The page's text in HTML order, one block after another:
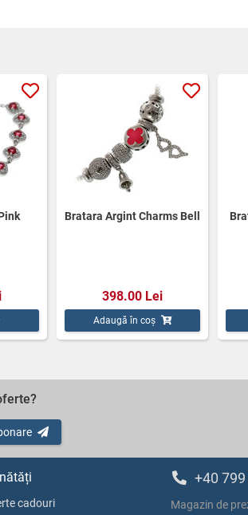
Bratara Argint Charms Bell
398.00 Lei
Adaugă în coș
cadouri
+40
Magazin de